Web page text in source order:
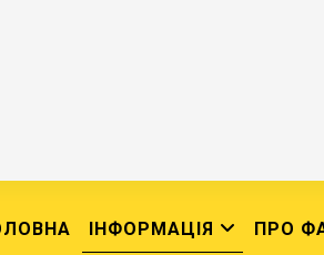
ІНФОРМАЦІЯ ПРО